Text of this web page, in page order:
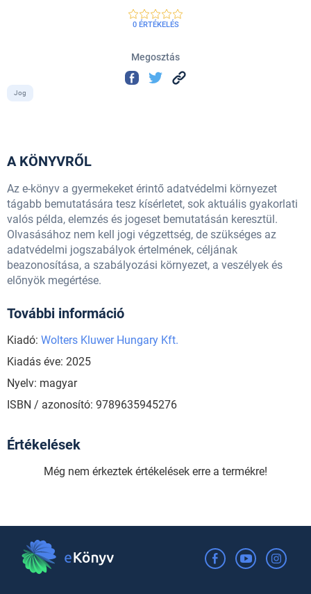
0 ÉRTÉKELÉS
Megosztás
Jog
A KÖNYVRŐL
Az e-könyv a gyermekeket érintő adatvédelmi környezet
tágabb bemutatására tesz kísérletet, sok aktuális gyakorlati
valós példa, elemzés és jogeset bemutatásán keresztül.
Olvasásához nem kell jogi végzettség, de szükséges az
adatvédelmi jogszabályok értelmének, céljának
beazonosítása, a szabályozási környezet, a veszélyek és
előnyök megértése.
További információ
Kiadó: Wolters Kluwer Hungary Kft.
Kiadás éve: 2025
Nyelv: magyar
ISBN / azonosító: 9789635945276
Értékelések
Még nem érkeztek értékelések erre a termékre!